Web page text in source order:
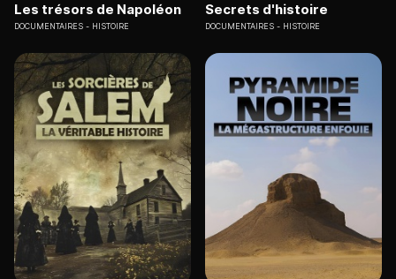
Les trésors de Napoléon
DOCUMENTAIRES HISTOIRE
Secrets d'histoire
DOCUMENTAIRES HISTOIRE